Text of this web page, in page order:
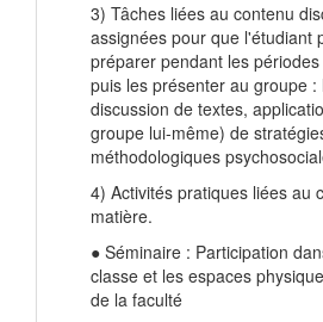
3) Tâches liées au contenu
assignées pour que l'étudiant
préparer pendant les
puis les présenter au groupe :
discussion de textes,
groupe lui-même) de
méthodologiques
4) Activités pratiques liées au
matière.
● Séminaire : Participation
classe et les espaces
de la faculté